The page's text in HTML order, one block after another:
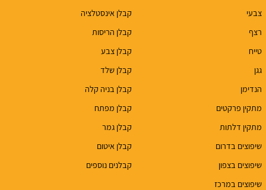
צבעי
רצף
טייח
גגן
הנדימן
מתקין פרקטים
מתקין דלתות
שיפוצים בדרום
שיפוצים בצפון
שיפוצים במרכז
קבלן אינסטלציה
קבלן הריסות
קבלן צבע
קבלן שלד
קבלן בניה קלה
קבלן מפתח
קבלן גמר
קבלן איטום
קבלנים נוספים